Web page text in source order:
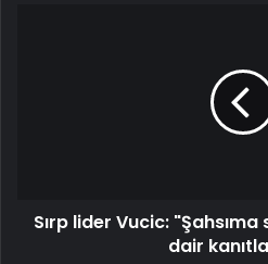
Sırp lider Vucic:
dair